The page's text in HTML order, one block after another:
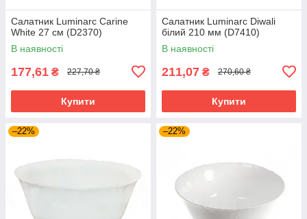
Салатник Luminarc Carine
White 27 см (D2370)
В наявності
177,61 ₴ 227,70 ₴
Купити
Салатник Luminarc Diwali
білий 210 мм (D7410)
В наявності
211,07 ₴ 270,60 ₴
Купити
–22% –22%